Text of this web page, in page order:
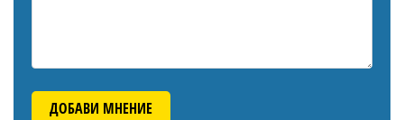
ДОБАВИ МНЕНИЕ